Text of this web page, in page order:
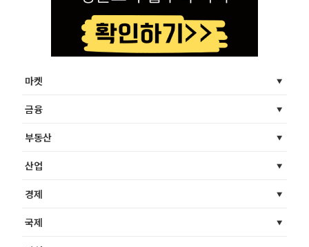
마켓
금융
부동산
산업
경제
국제